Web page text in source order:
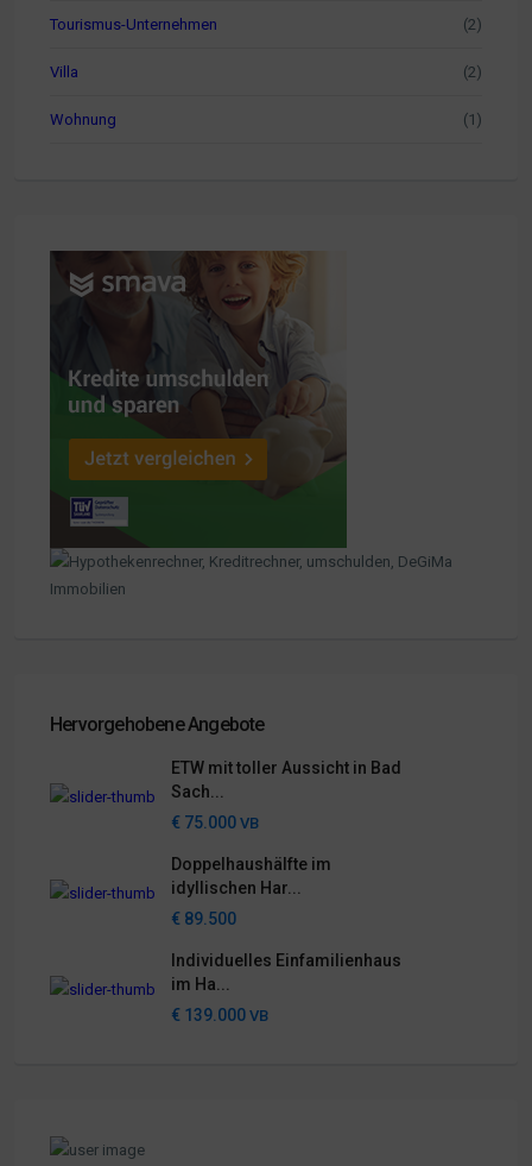
Tourismus-Unternehmen (2)
Villa (2)
Wohnung (1)
Hervorgehobene Angebote
ETW mit toller Aussicht in Bad
Sach...
€ 75.000 VB
Doppelhaushälfte im
idyllischen Har...
€ 89.500
Individuelles Einfamilienhaus
im Ha...
€ 139.000 VB